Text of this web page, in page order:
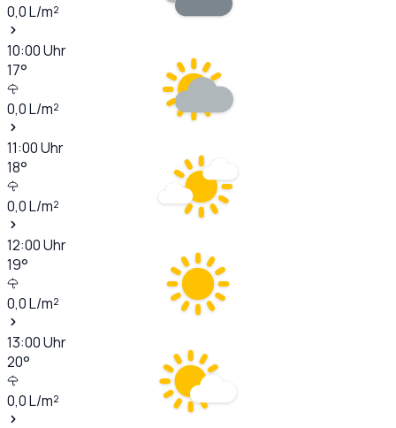
0,0L/m²
10:00Uhr
17°
0,0L/m²
11:00Uhr
18°
0,0L/m²
12:00Uhr
19°
0,0L/m²
13:00Uhr
20°
0,0L/m²